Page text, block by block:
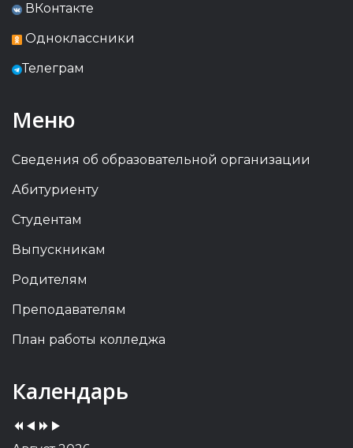
ВКонтакте
Одноклассники
Телеграм
Меню
Сведения об образовательной организации
Абитуриенту
Студентам
Выпускникам
Родителям
Преподавателям
План работы колледжа
Календарь
Previous
Year
Previous
Month
YearMonth